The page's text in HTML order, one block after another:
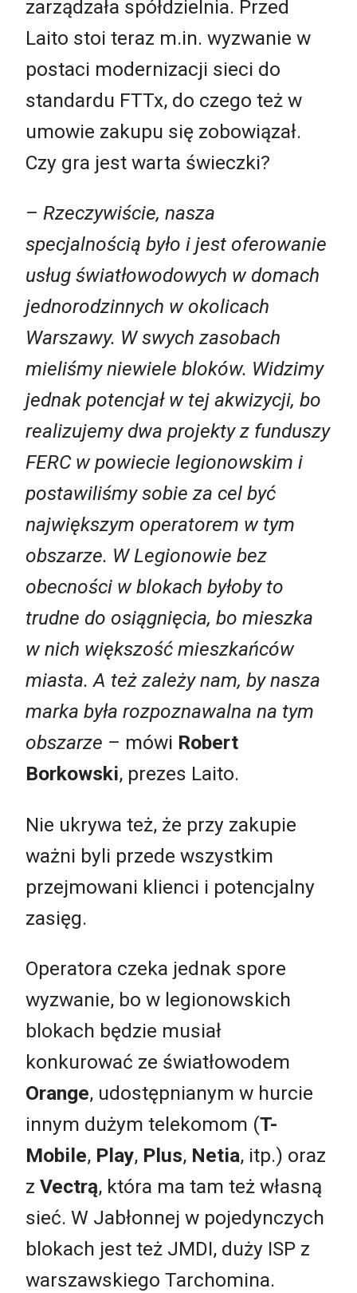
zarządzała spółdzielnia. Przed
Laito stoi teraz m.in. wyzwanie w
postaci modernizacji sieci do
standardu FTTx, do czego też w
umowie zakupu się zobowiązał.
Czy gra jest warta świeczki?
– Rzeczywiście, nasza
specjalnością było i jest oferowanie
usług światłowodowych w domach
jednorodzinnych w okolicach
Warszawy. W swych zasobach
mieliśmy niewiele bloków. Widzimy
jednak potencjał w tej akwizycji, bo
realizujemy dwa projekty z funduszy
FERC w powiecie legionowskim i
postawiliśmy sobie za cel być
największym operatorem w tym
obszarze. W Legionowie bez
obecności w blokach byłoby to
trudne do osiągnięcia, bo mieszka
w nich większość mieszkańców
miasta. A też zależy nam, by nasza
marka była rozpoznawalna na tym
obszarze – mówi Robert
Borkowski, prezes Laito.
Nie ukrywa też, że przy zakupie
ważni byli przede wszystkim
przejmowani klienci i potencjalny
zasięg.
Operatora czeka jednak spore
wyzwanie, bo w legionowskich
blokach będzie musiał
konkurować ze światłowodem
Orange, udostępnianym w hurcie
innym dużym telekomom (T-
Mobile, Play, Plus, Netia, itp.) oraz
z Vectrą, która ma tam też własną
sieć. W Jabłonnej w pojedynczych
blokach jest też JMDI, duży ISP z
warszawskiego Tarchomina.